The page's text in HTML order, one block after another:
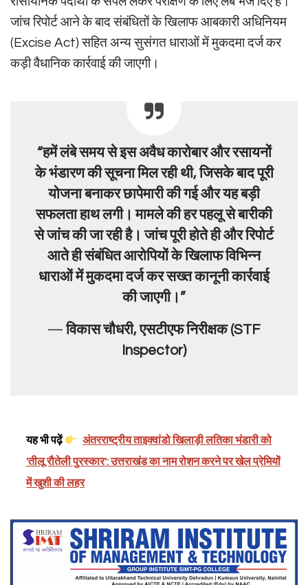
जांच रिपोर्ट आने के बाद संबंधितों के खिलाफ आबकारी अधिनियम
(Excise Act) सहित अन्य सुसंगत धाराओं में मुकदमा दर्ज कर
कड़ी वैधानिक कार्रवाई की जाएगी।
“हमें लंबे समय से इस अवैध कारोबार और रसायनों
के भंडारण की सूचना मिल रही थी, जिसके बाद पूरी
योजना बनाकर छापेमारी की गई और यह बड़ी
सफलता हाथ लगी। मामले की हर पहलू से बारीकी
से जांच की जा रही है। जांच पूरी होते ही और रिपोर्ट
आते ही संबंधित आरोपियों के खिलाफ विभिन्न
धाराओं में मुकदमा दर्ज कर सख्त कानूनी कार्रवाई
की जाएगी।”
—विकास चौधरी, एसटीएफ निरीक्षक (STF
Inspector)
यह भी पढ़ें
अंतरराष्ट्रीय ताइक्वांडो खिलाड़ी लतिका भंडारी को
'तीलू रौतेली पुरस्कार': उत्तराखंड का नाम रोशन करने पर खेल प्रेमियों
में खुशी की लहर